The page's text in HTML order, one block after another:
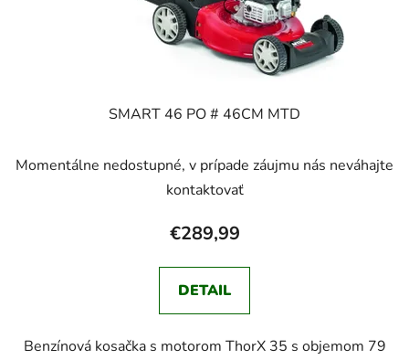
SMART 46 PO # 46CM MTD
Momentálne nedostupné, v prípade záujmu nás neváhajte
kontaktovať
€289,99
DETAIL
Benzínová kosačka s motorom ThorX 35 s objemom 79